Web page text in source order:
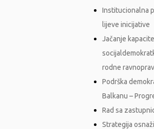
Institucionalna
lijeve inicijative
Jačanje
rodne
Podrška
Balkanu –
Rad sa
Strategija